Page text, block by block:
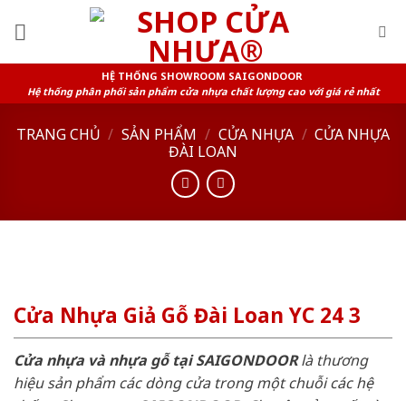
HỆ THỐNG SHOWROOM SAIGONDOOR
Hệ thống phân phối sản phẩm cửa nhựa chất lượng cao với giá rẻ nhất
TRANG CHỦ / SẢN PHẨM / CỬA NHỰA / CỬA NHỰA
ĐÀI LOAN
Cửa Nhựa Giả Gỗ Đài Loan YC 24 3
Cửa nhựa và nhựa gỗ tại SAIGONDOORlà thương
hiệu sản phẩm các dòng cửa trong một chuỗi các hệ